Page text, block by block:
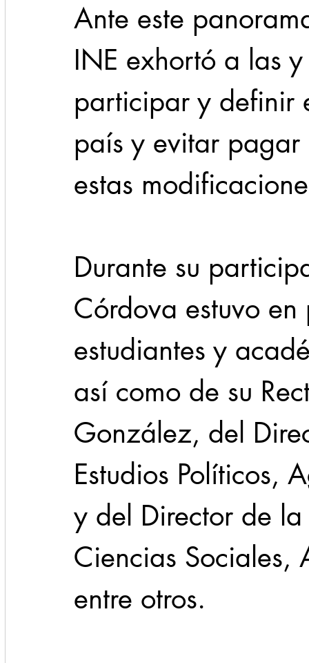
Ante este
INE exhortó a las
participar y definir
país y evitar
estas
Durante su
Córdova estuvo
estudiantes y
así como de su
González, del
Estudios Políticos,
y del Director de
Ciencias Sociales,
entre otros.